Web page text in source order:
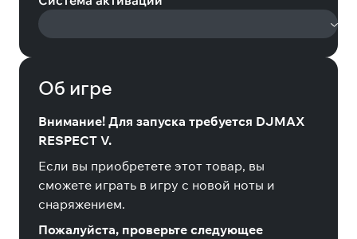
Об игре
Внимание! Для запуска требуется DJMAX
RESPECT V.
Если вы приобретете этот товар, вы
сможете играть в игру с новой ноты и
снаряжением.
Пожалуйста, проверьте следующее